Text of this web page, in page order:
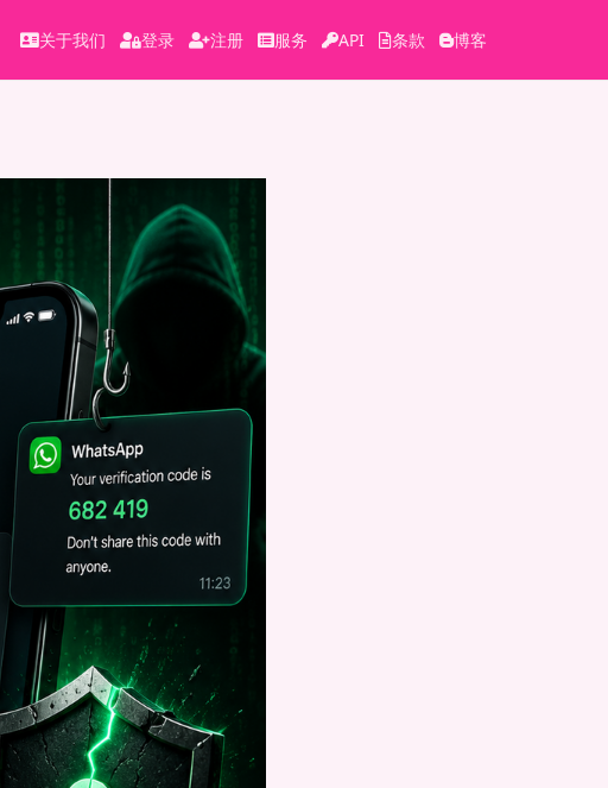
关于我们 登录 注册 服务 API 条款 博客